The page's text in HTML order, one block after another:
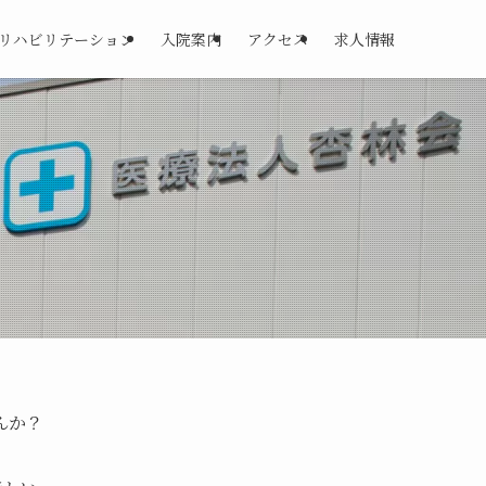
リハビリテーション 入院案内 アクセス 求人情報
？